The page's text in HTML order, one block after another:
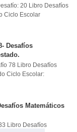
20 Libro Desafíos
Ciclo Escolar
Desafíos
78 Libro Desafíos
Ciclo Escolar:
Matemáticos
Libro Desafíos